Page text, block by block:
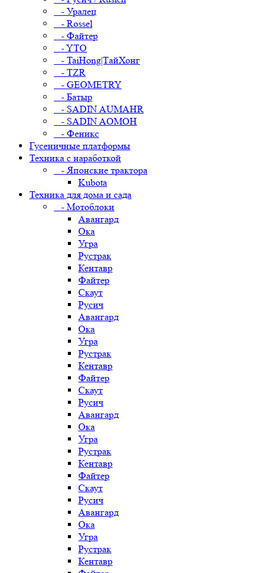
- Уралец
- Rossel
- Файтер
- YTO
- TaiHong|ТайХонг
- TZR
- GEOMETRY
- Батыр
- SADIN AUMAHR
- SADIN AOMOH
- Феникс
Гусеничные платформы
Техника с наработкой
- Японские трактора
Kubota
Техника для дома и сада
- Мотоблоки
Авангард
Ока
Угра
Рустрак
Кентавр
Файтер
Скаут
Русич
Авангард
Ока
Угра
Рустрак
Кентавр
Файтер
Скаут
Русич
Авангард
Ока
Угра
Рустрак
Кентавр
Файтер
Скаут
Русич
Авангард
Ока
Угра
Рустрак
Кентавр